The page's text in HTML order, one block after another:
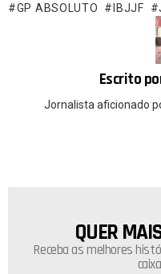
o
A
GP ABSOLUTO IBJJF
Escrito
Jornalista aficionado
NEWSLETTER
QUER
Receba as melhores